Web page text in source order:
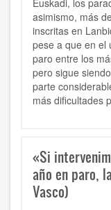
Euskadi, los
asimismo, más
inscritas en
pese a que en el
paro entre los
pero sigue
parte
más dificultades
«Si
año en paro,
Vasco)